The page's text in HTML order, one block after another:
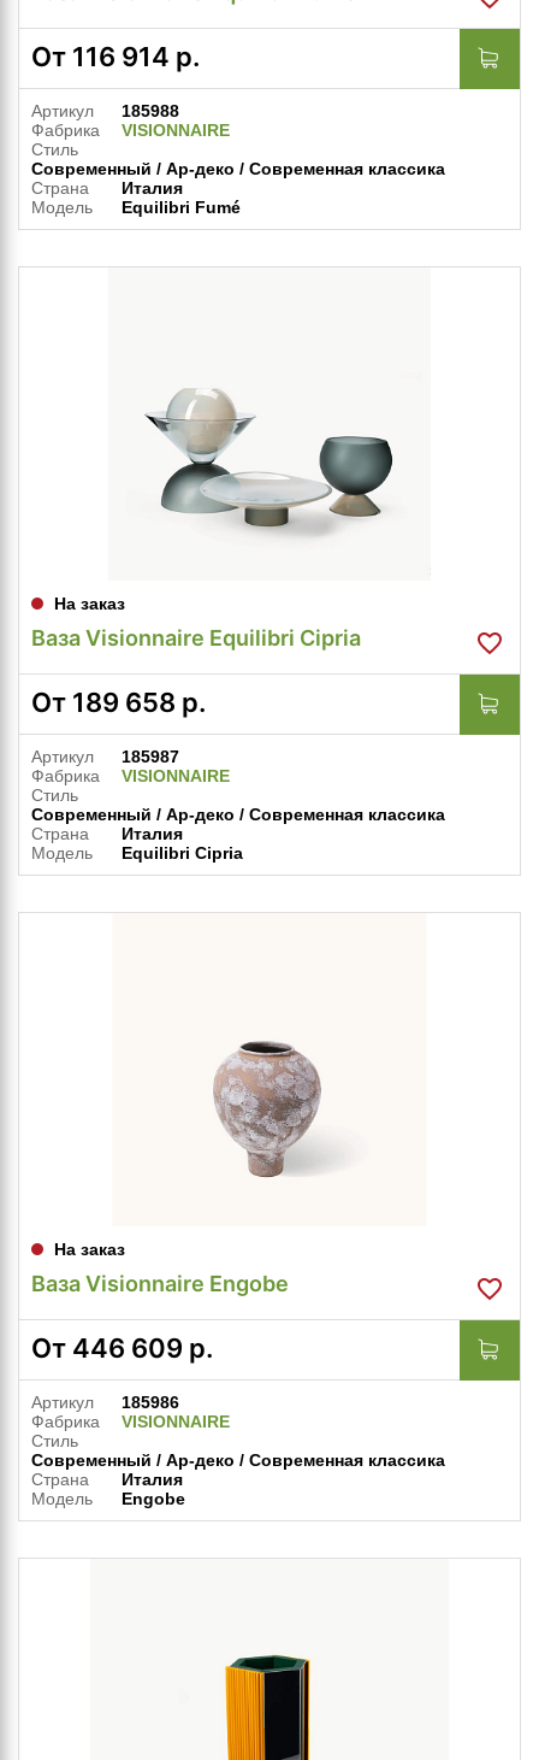
От 116 914 р.
Артикул
185988
Фабрика
VISIONNAIRE
Стиль
Современный / Ар-деко / Современная классика
Страна
Италия
Модель
Equilibri Fumé
На заказ
Ваза Visionnaire Equilibri Cipria
От 189 658 р.
Артикул
185987
Фабрика
VISIONNAIRE
Стиль
Современный / Ар-деко / Современная классика
Страна
Италия
Модель
Equilibri Cipria
На заказ
Ваза Visionnaire Engobe
От 446 609 р.
Артикул
185986
Фабрика
VISIONNAIRE
Стиль
Современный / Ар-деко / Современная классика
Страна
Италия
Модель
Engobe